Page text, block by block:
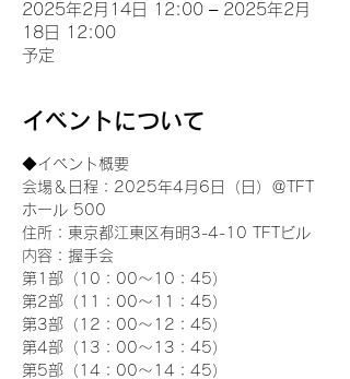
2025年2月14日 12:00 – 2025年2月
18日 12:00
予定
イベントについて
◆イベント概要
会場＆日程：2025年4月6日（日）＠TFT
ホール 500
住所：東京都江東区有明3-4-10 TFTビル
内容：握手会
第1部（10：00～10：45）
第2部（11：00～11：45）
第3部（12：00～12：45）
第4部（13：00～13：45）
第5部（14：00～14：45）